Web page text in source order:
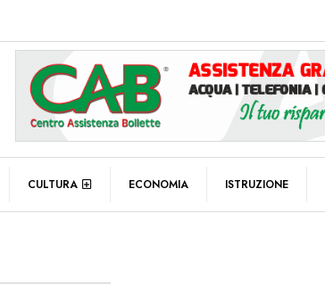
CULTURA ECONOMIA ISTRUZIONE